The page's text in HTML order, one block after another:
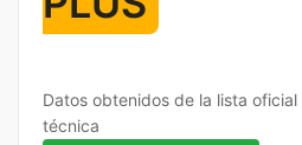
Datos obtenidos de la lista
técnica